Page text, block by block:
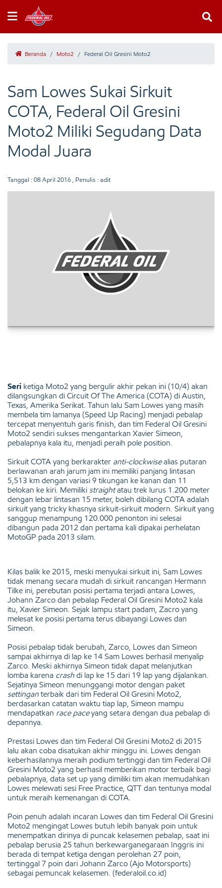
Beranda / Moto2 / Federal Oil Gresini Moto2
Sam Lowes Sukai Sirkuit
COTA, Federal Oil Gresini
Moto2 Miliki Segudang Data
Modal Juara
Tanggal : 08 April 2016 , Penulis : adit
Seri ketiga Moto2 yang bergulir akhir pekan ini (10/4) akan
dilangsungkan di Circuit Of The America (COTA) di Austin,
Texas, Amerika Serikat. Tahun lalu Sam Lowes yang masih
membela tim lamanya (Speed Up Racing) menjadi pebalap
tercepat menyentuh garis finish, dan tim Federal Oil Gresini
Moto2 sendiri sukses mengantarkan Xavier Simeon,
pebalapnya kala itu, menjadi peraih pole position.
Sirkuit COTA yang berkarakter anti-clockwisealias putaran
berlawanan arah jarum jam ini memiliki panjang lintasan
5,513 km dengan variasi 9 tikungan ke kanan dan 11
belokan ke kiri. Memiliki straightatau trek lurus 1.200 meter
dengan lebar lintasan 15 meter, boleh dibilang COTA adalah
sirkuit yang tricky khasnya sirkuit-sirkuit modern. Sirkuit yang
sanggup menampung 120.000 penonton ini selesai
dibangun pada 2012 dan pertama kali dipakai perhelatan
MotoGP pada 2013 silam.
Kilas balik ke 2015, meski menyukai sirkuit ini, Sam Lowes
tidak menang secara mudah di sirkuit rancangan Hermann
Tilke ini, perebutan posisi pertama terjadi antara Lowes,
Johann Zarco dan pebalap Federal Oil Gresini Moto2 kala
itu, Xavier Simeon. Sejak lampu start padam, Zacro yang
melesat ke posisi pertama terus dibayangi Lowes dan
Simeon.
Posisi pebalap tidak berubah, Zarco, Lowes dan Simeon
sampai akhirnya di lap ke 14 Sam Lowes berhasil menyalip
Zarco. Meski akhirnya Simeon tidak dapat melanjutkan
lomba karena crash di lap ke 15 dari 19 lap yang dijalankan.
Sejatinya Simeon menunggangi motor dengan paket
settingan terbaik dari tim Federal Oil Gresini Moto2,
berdasarkan catatan waktu tiap lap, Simeon mampu
mendapatkan race paceyang setara dengan dua pebalap di
depannya.
Prestasi Lowes dan tim Federal Oil Gresini Moto2 di 2015
lalu akan coba disatukan akhir minggu ini. Lowes dengan
keberhasilannya meraih podium tertinggi dan tim Federal Oil
Gresini Moto2 yang berhasil memberikan motor terbaik bagi
pebalapnya, data set up yang dimiliki tim akan memudahkan
Lowes melewati sesi Free Practice, QTT dan tentunya modal
untuk meraih kemenangan di COTA.
Poin penuh adalah incaran Lowes dan tim Federal Oil Gresini
Moto2 mengingat Lowes butuh lebih banyak poin untuk
menempatkan dirinya di puncak kelasemen pebalap, saat ini
pebalap berusia 25 tahun berkewarganegaraan Inggris ini
berada di tempat ketiga dengan perolehan 27 poin,
tertinggal 7 poin dari Johann Zarco (Ajo Motorsports)
sebagai pemuncak kelasemen. (federaloil.co.id)